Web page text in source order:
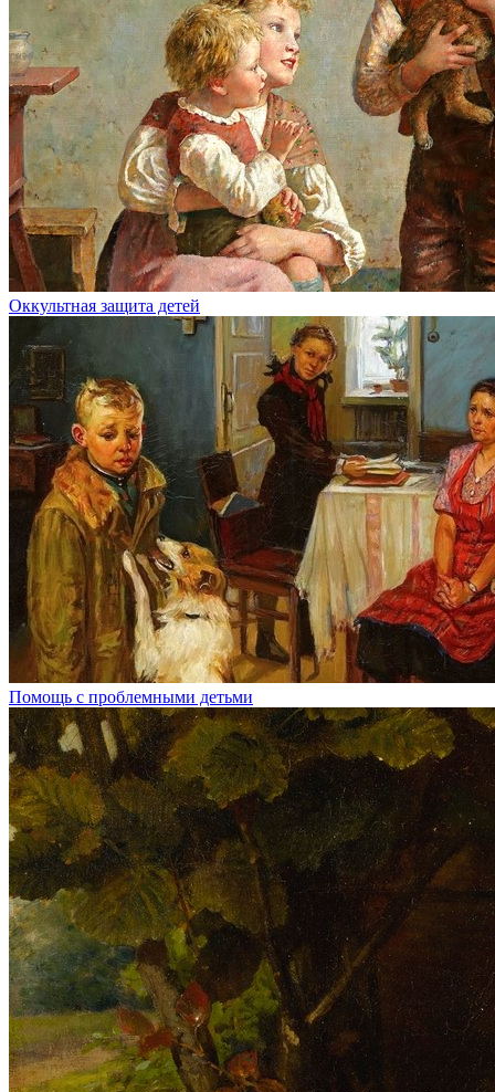
Оккультная защита детей
Помощь с проблемными детьми